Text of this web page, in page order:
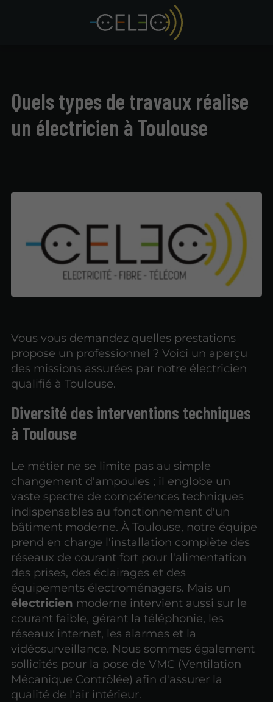
Quels types de travaux réalise
un électricien à Toulouse
Vous vous demandez quelles prestations
propose un professionnel ? Voici un aperçu
des missions assurées par notre électricien
qualifié à Toulouse.
Diversité des interventions techniques
à Toulouse
Le métier ne se limite pas au simple
changement d'ampoules ; il englobe un
vaste spectre de compétences techniques
indispensables au fonctionnement d'un
bâtiment moderne. À Toulouse, notre équipe
prend en charge l'installation complète des
réseaux de courant fort pour l'alimentation
des prises, des éclairages et des
équipements électroménagers. Mais un
électricien moderne intervient aussi sur le
courant faible, gérant la téléphonie, les
réseaux internet, les alarmes et la
vidéosurveillance. Nous sommes également
sollicités pour la pose de VMC (Ventilation
Mécanique Contrôlée) afin d'assurer la
qualité de l'air intérieur.